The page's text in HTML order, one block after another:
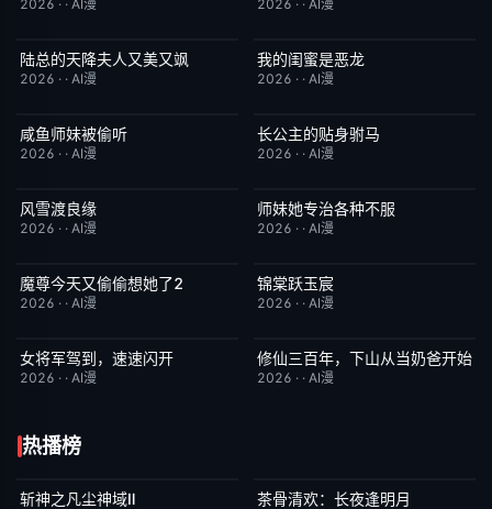
2026 · · AI漫 2026 · · AI漫
完结
陆总的天降夫人又美又飒
2026 · · AI漫
完结
我的闺蜜是恶龙
2026 · · AI漫
完结
咸鱼师妹被偷听
2026 · · AI漫
完结
长公主的贴身驸马
2026 · · AI漫
完结
风雪渡良缘
2026 · · AI漫
完结
师妹她专治各种不服
2026 · · AI漫
完结
魔尊今天又偷偷想她了2
2026 · · AI漫
完结
锦棠跃玉宸
2026 · · AI漫
完结
女将军驾到，速速闪开
2026 · · AI漫
完结 5.0
修仙三百年，下山从当奶爸开始
2026 · · AI漫
热播榜
更新至第09集
斩神之凡尘神域Ⅱ 完结
茶骨清欢：长夜逢明月